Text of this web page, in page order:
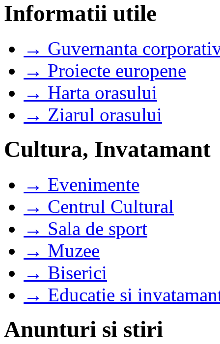
Informatii utile
→ Guvernanta
→ Proiecte europene
→ Harta orasului
→ Ziarul orasului
Cultura, Invatamant
→ Evenimente
→ Centrul Cultural
→ Sala de sport
→ Muzee
→ Biserici
→ Educatie si
Anunturi si stiri